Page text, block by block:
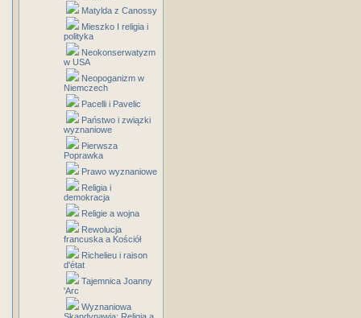
Matylda z Canossy
Mieszko I religia i
polityka
Neokonserwatyzm
w USA
Neopoganizm w
Niemczech
Pacelli i Pavelic
Państwo i związki
wyznaniowe
Pierwsza
Poprawka
Prawo wyznaniowe
Religia i
demokracja
Religie a wojna
Rewolucja
francuska a Kościół
Richelieu i raison
d'état
Tajemnica Joanny
'Arc
Wyznaniowa